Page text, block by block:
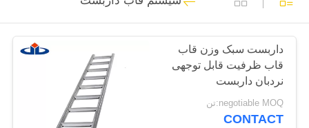
محصولات
دربارهی
سیستم های داربست
فولادی
داربست سبک وزن قاب
قاب ظرفیت قابل توجهی
نردبان داربست
negotiable MOQ:تن
CONTACT